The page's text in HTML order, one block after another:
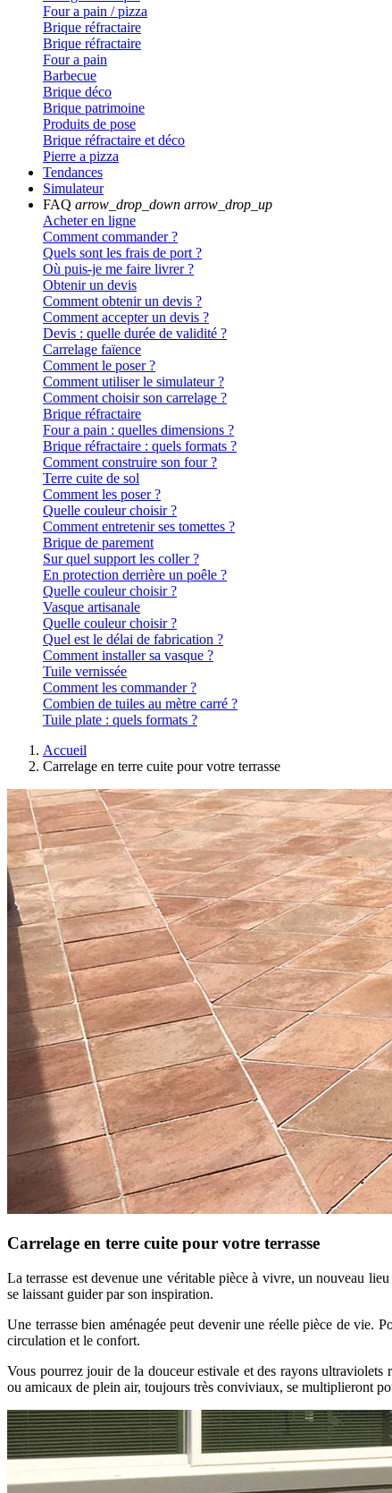
Four a pain / pizza
Brique réfractaire
Brique réfractaire
Four a pain
Barbecue
Brique déco
Brique patrimoine
Produits de pose
Brique réfractaire et déco
Pierre a pizza
Tendances
Simulateur
FAQ arrow_drop_down arrow_drop_up
Acheter en ligne
Comment commander ?
Quels sont les frais de port ?
Où puis-je me faire livrer ?
Obtenir un devis
Comment obtenir un devis ?
Comment accepter un devis ?
Devis : quelle durée de validité ?
Carrelage faïence
Comment le poser ?
Comment utiliser le simulateur ?
Comment choisir son carrelage ?
Brique réfractaire
Four a pain : quelles dimensions ?
Brique réfractaire : quels formats ?
Comment construire son four ?
Terre cuite de sol
Comment les poser ?
Quelle couleur choisir ?
Comment entretenir ses tomettes ?
Brique de parement
Sur quel support les coller ?
En protection derrière un poêle ?
Quelle couleur choisir ?
Vasque artisanale
Quelle couleur choisir ?
Quel est le délai de fabrication ?
Comment installer sa vasque ?
Tuile vernissée
Comment les commander ?
Combien de tuiles au mètre carré ?
Tuile plate : quels formats ?
Accueil
Carrelage en terre cuite pour votre terrasse
Carrelage en terre cuite pour votre terrasse
La terrasse est devenue une véritable pièce à vivre, un nouveau
se laissant guider par son inspiration.
Une terrasse bien aménagée peut devenir une réelle pièce de vie.
circulation et le confort.
Vous pourrez jouir de la douceur estivale et des rayons
ou amicaux de plein air, toujours très conviviaux, se multiplieront